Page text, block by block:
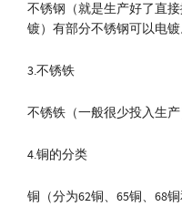
不锈钢（就是生产好了直
镀）有部分不锈钢可以电镀
3.不锈铁
不锈铁（一般很少投入生产
4.铜的分类
铜（分为62铜、65铜、68铜